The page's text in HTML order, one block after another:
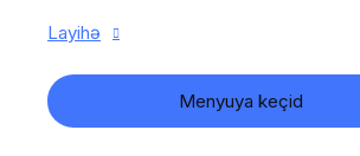
Layihə
Menyuya keçid